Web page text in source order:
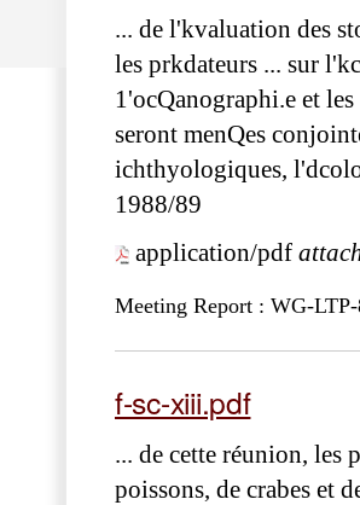
... de l'kvaluation des
les prkdateurs ... sur
1'ocQanographi.e et
seront menQes
ichthyologiques,
1988/89
application/pdf
Meeting Report : WG-
f-sc-xiii.pdf
... de cette réunion, les
poissons, de crabes et